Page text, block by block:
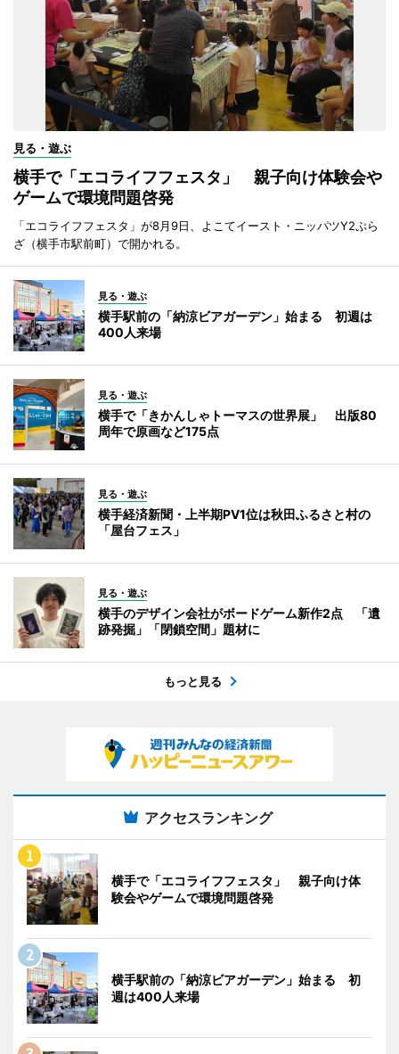
見る・遊ぶ
横手で「エコライフフェスタ」 親子向け体験会や
ゲームで環境問題啓発
「エコライフフェスタ」が8月9日、よこてイースト・ニッパツY2ぷら
ざ（横手市駅前町）で開かれる。
見る・遊ぶ
横手駅前の「納涼ビアガーデン」始まる 初週は
400人来場
見る・遊ぶ
横手で「きかんしゃトーマスの世界展」 出版80
周年で原画など175点
見る・遊ぶ
横手経済新聞・上半期PV1位は秋田ふるさと村の
「屋台フェス」
見る・遊ぶ
横手のデザイン会社がボードゲーム新作2点 「遺
跡発掘」「閉鎖空間」題材に
もっと見る
アクセスランキング
横手で「エコライフフェスタ」 親子向け体
験会やゲームで環境問題啓発
横手駅前の「納涼ビアガーデン」始まる 初
週は400人来場